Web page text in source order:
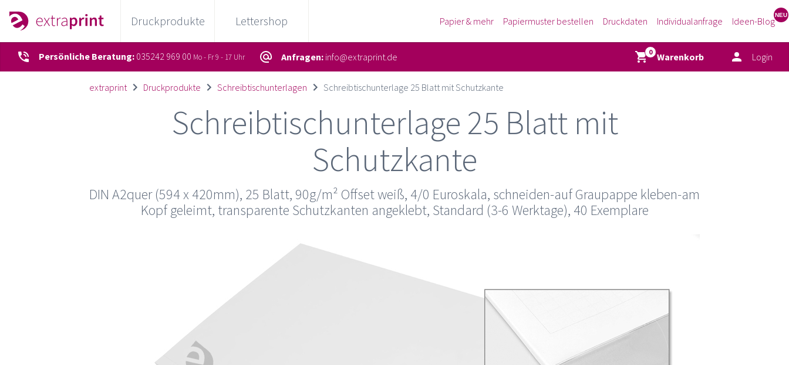
Druckprodukte Lettershop Papier & mehr Papiermuster bestellen Druckdaten Individualanfrage Ideen-Blog
Persönliche Beratung: 035242 969 00 Mo - Fr 9 - 17 Uhr Anfragen: info@extraprint.de Warenkorb Login
extraprint Druckprodukte Schreibtischunterlagen Schreibtischunterlage 25 Blatt mit Schutzkante
Schreibtischunterlage 25 Blatt mit
Schutzkante
DIN A2quer (594 x 420mm), 25 Blatt, 90g/m² Offset weiß, 4/0 Euroskala, schneiden-auf Graupappe kleben-am
Kopf geleimt, transparente Schutzkanten angeklebt, Standard (3-6 Werktage), 40 Exemplare